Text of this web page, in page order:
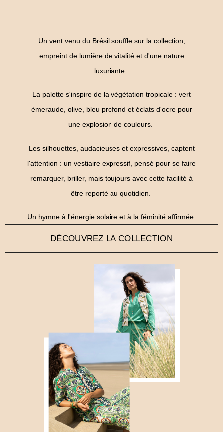
Un vent venu du Brésil souffle sur la collection,
empreint de lumière de vitalité et d'une nature
luxuriante.
La palette s'inspire de la végétation tropicale : vert
émeraude, olive, bleu profond et éclats d'ocre pour
une explosion de couleurs.
Les silhouettes, audacieuses et expressives, captent
l'attention : un vestiaire expressif, pensé pour se faire
remarquer, briller, mais toujours avec cette facilité à
être reporté au quotidien.
Un hymne à l'énergie solaire et à la féminité affirmée.
DÉCOUVREZ LA COLLECTION